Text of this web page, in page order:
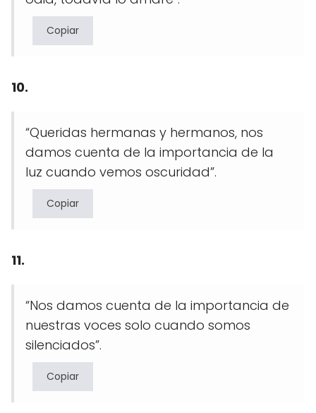
Copiar
10.
“Queridas hermanas y hermanos, nos
damos cuenta de la importancia de la
luz cuando vemos oscuridad”.
Copiar
11.
“Nos damos cuenta de la importancia de
nuestras voces solo cuando somos
silenciados”.
Copiar